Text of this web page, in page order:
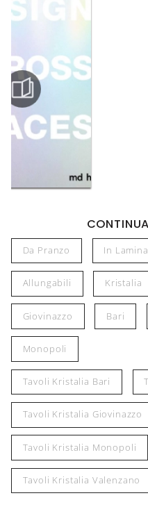
Da Pranzo In
Allungabili Kristalia
Giovinazzo Bari
Monopoli
Tavoli Kristalia Bari
Tavoli Kristalia Giovinazzo
Tavoli Kristalia Monopoli
Tavoli Kristalia Valenzano